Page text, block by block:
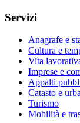
Servizi
Anagrafe e
Cultura e
Vita
Imprese e
Appalti
Catasto e
Turismo
Mobilità e